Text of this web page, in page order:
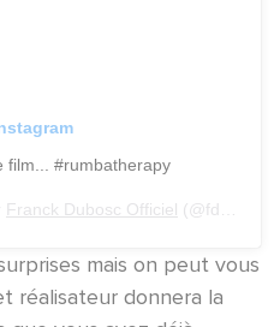
film... #rumbatherapy
Franck Dubosc Officiel (@fdubosc_officiel) le
mais on peut vous
réalisateur donnera la